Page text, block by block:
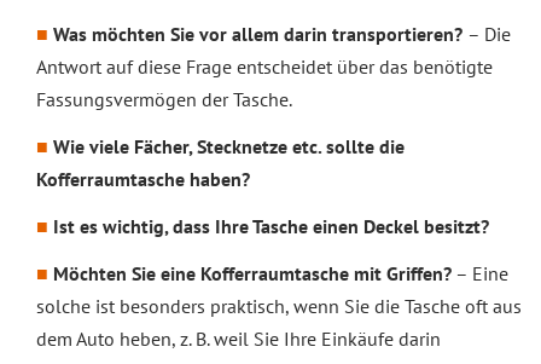
Was möchten Sie vor allem darin transportieren? – Die
Antwort auf diese Frage entscheidet über das benötigte
Fassungsvermögen der Tasche.
Wie viele Fächer, Stecknetze etc. sollte die
Kofferraumtasche haben?
Ist es wichtig, dass Ihre Tasche einen Deckel besitzt?
Möchten Sie eine Kofferraumtasche mit Griffen? – Eine
solche ist besonders praktisch, wenn Sie die Tasche oft aus
dem Auto heben, z. B. weil Sie Ihre Einkäufe darin